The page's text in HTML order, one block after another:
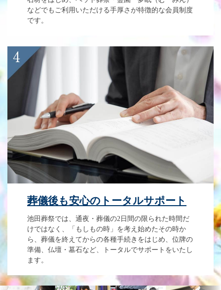
などでもご利用いただける手厚さが特徴的な会員制度
です。
葬儀後も安心のトータルサポート
池田葬祭では、通夜・葬儀の2日間の限られた時間だ
けではなく、「もしもの時」を考え始めたその時か
ら、葬儀を終えてからの各種手続きをはじめ、位牌の
準備、仏壇・墓石など、トータルでサポートをいたし
ます。